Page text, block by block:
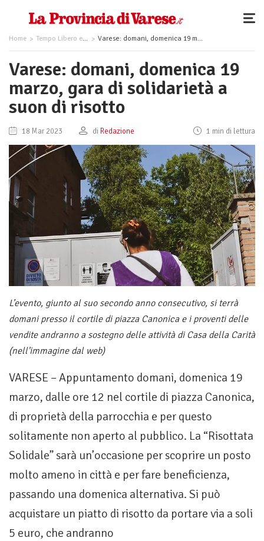
Home Tempo Libero ed Eventi Varese: domani, domenica 19 marzo, gara di solidarietà a suon di risotto
Varese: domani, domenica 19
marzo, gara di solidarietà a
suon di risotto
18 Mar 2023 di Redazione 1 min di lettura
L’evento, giunto al suo secondo anno consecutivo, si terrà
domani presso il cortile di piazza Canonica e i proventi delle
vendite andranno a sostegno delle attività di Casa della Carità
(nell'immagine dal web)
VARESE – Appuntamento domani, domenica 19
marzo, dalle ore 12 nel cortile di piazza Canonica,
di proprietà della parrocchia e per questo
solitamente non aperto al pubblico. La “Risottata
Solidale” sarà un’occasione per scoprire un posto
molto ameno in città e per fare beneficienza,
passando una domenica alternativa. Si può
acquistare un piatto di risotto da portare via a soli
5 euro, che andranno